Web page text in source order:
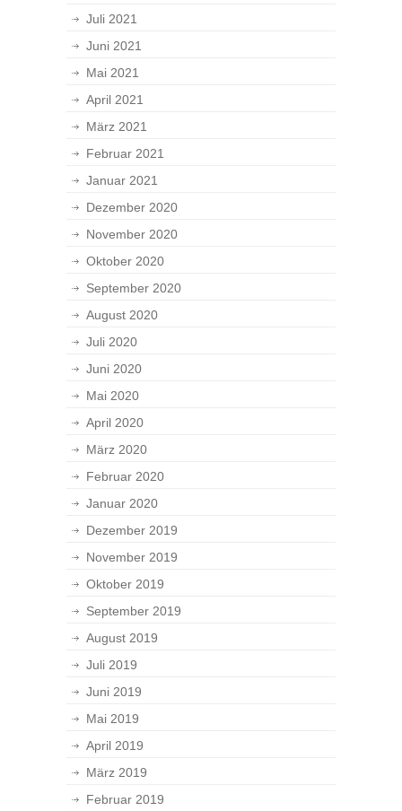
Juli 2021
Juni 2021
Mai 2021
April 2021
März 2021
Februar 2021
Januar 2021
Dezember 2020
November 2020
Oktober 2020
September 2020
August 2020
Juli 2020
Juni 2020
Mai 2020
April 2020
März 2020
Februar 2020
Januar 2020
Dezember 2019
November 2019
Oktober 2019
September 2019
August 2019
Juli 2019
Juni 2019
Mai 2019
April 2019
März 2019
Februar 2019